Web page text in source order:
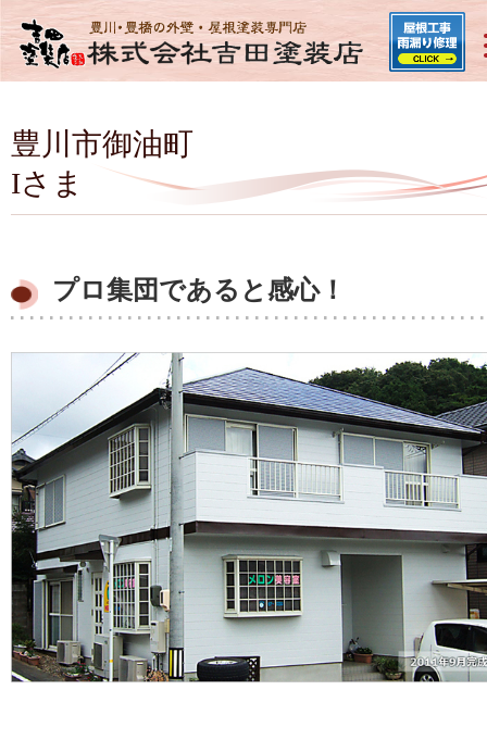
豊川市御油町
Iさま
プロ集団であると感心！